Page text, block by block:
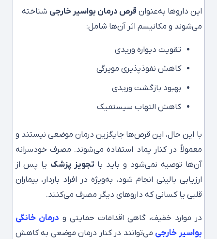
این داروها به‌عنوانقرص درمان بواسیر خارجی شناخته
می‌شوند و مکانیسم اثر آن‌ها شامل:
تقویت دیواره وریدی
کاهش نفوذپذیری مویرگی
بهبود بازگشت وریدی
کاهش التهاب سیستمیک
با این حال، این قرص‌ها جایگزین درمان موضعی نیستند و
معمولاً در کنار پماد استفاده می‌شوند. مصرف خودسرانه
آن‌ها توصیه نمی‌شود و باید با تجویز پزشک یا پس از
ارزیابی بالینی انجام شود، به‌ویژه در افراد باردار، بیماران
قلبی یا کسانی که داروهای دیگر مصرف می‌کنند.
در موارد خفیف، گاهی اقدامات حمایتی و درمان خانگی
بواسیر خارجی می‌توانند در کنار درمان موضعی به کاهش